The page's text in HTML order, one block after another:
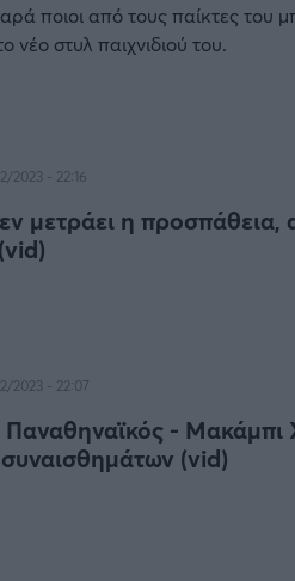
ποιοι από τους παίκτες του
νέο στυλ παιχνιδιού του.
2023 - 22:16
μετράει η προσπάθεια,
2023 - 22:07
- Μακάμπι
(vid)